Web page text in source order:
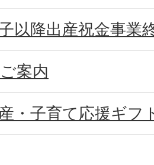
以降出産祝金事業
案内
・子育て応援ギフ